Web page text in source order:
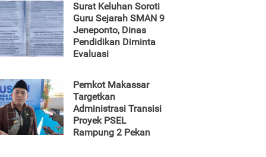
Surat Keluhan Soroti
Guru Sejarah SMAN 9
Jeneponto, Dinas
Pendidikan Diminta
Evaluasi
Pemkot Makassar
Targetkan
Administrasi Transisi
Proyek PSEL
Rampung 2 Pekan